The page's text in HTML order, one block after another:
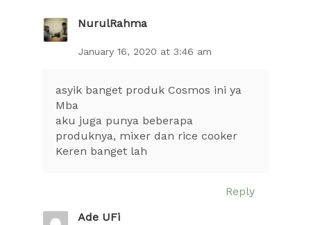
NurulRahma
January 16, 2020 at 3:46 am
asyik banget produk Cosmos ini ya
Mba
aku juga punya beberapa
produknya, mixer dan rice cooker
Keren banget lah
Reply
Ade UFi